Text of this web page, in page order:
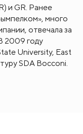
и GR. Ранее
много
отвечала за
2009 году
University, East
SDA Bocconi.